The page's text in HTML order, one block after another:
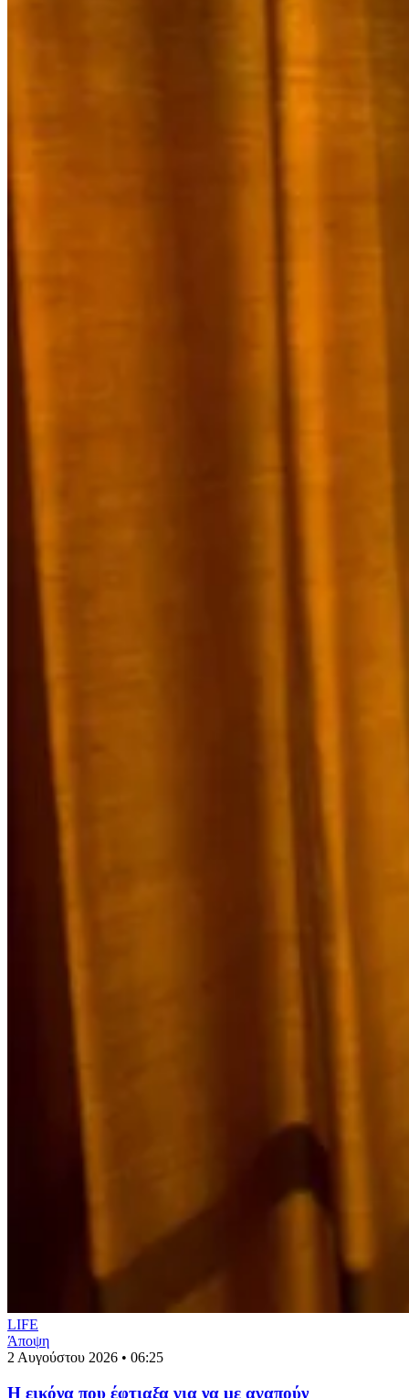
LIFE
Άποψη
2 Αυγούστου 2026 • 06:25
Η εικόνα που έφτιαξα για να με αγαπούν